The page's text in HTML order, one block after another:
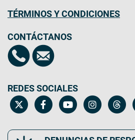
TÉRMINOS Y CONDICIONES
CONTÁCTANOS
REDES SOCIALES